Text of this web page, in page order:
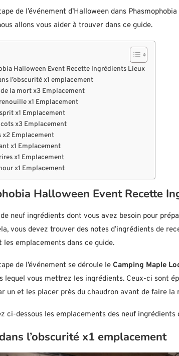
de l’événement d’Halloween dans
allons vous aider à trouver dans ce guide.
Halloween Event Recette Ingrédients Lieux
l’obscurité x1 emplacement
la mort x3 Emplacement
x1 Emplacement
x1 Emplacement
x3 Emplacement
x2 Emplacement
x1 Emplacement
x1 Emplacement
x1 Emplacement
Halloween Event Recette
neuf ingrédients dont vous avez besoin pour
vous devez trouver des notes d’ingrédients de
les emplacements dans ce guide.
de l’événement se déroule le Camping Maple
lequel vous mettrez les ingrédients. Ceux-ci sont
un et les placer près du chaudron avant de faire la
ci-dessous les emplacements des neuf
l’obscurité x1 emplacement